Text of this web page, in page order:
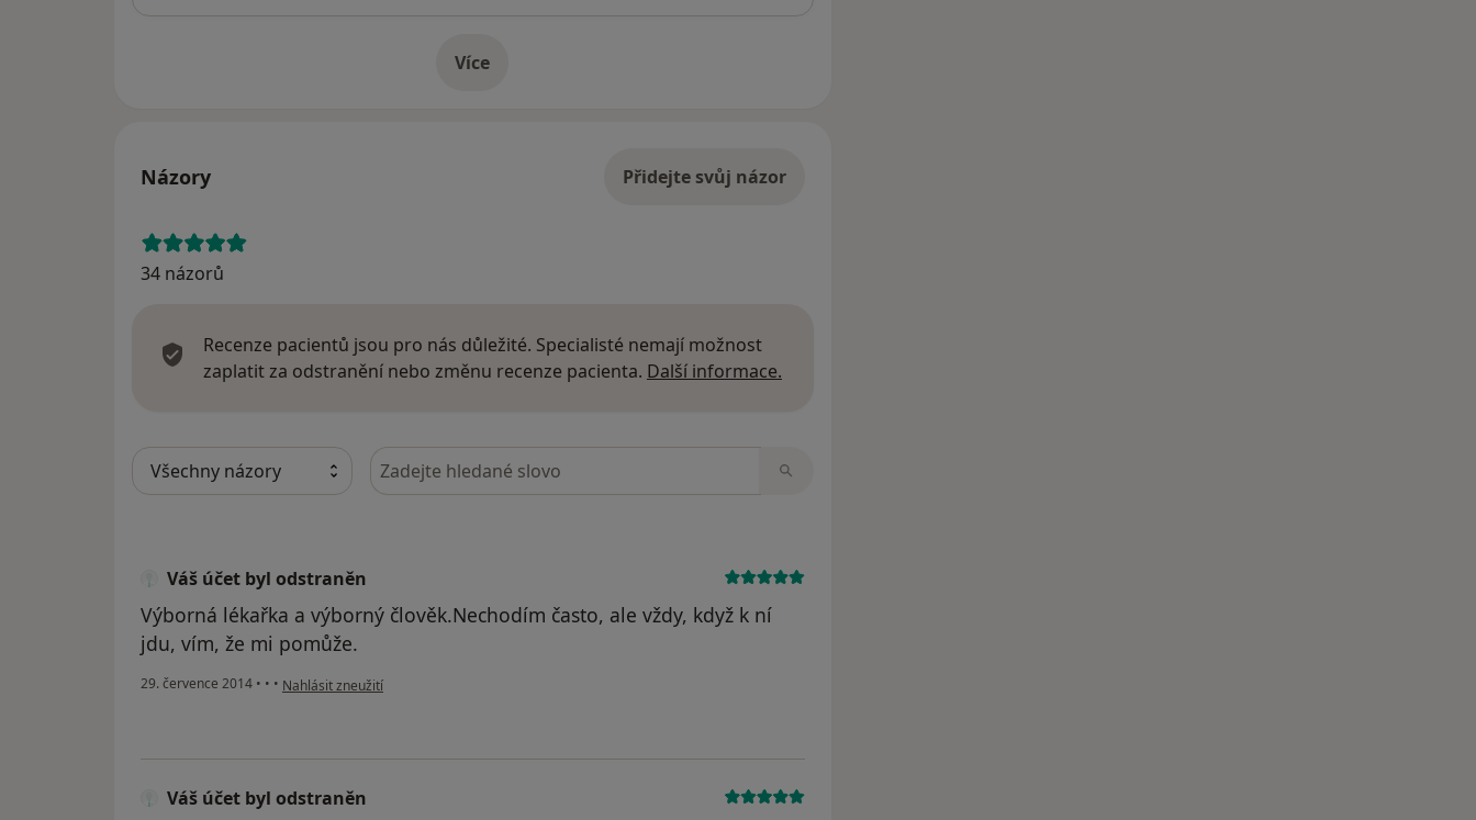
Víceo adrese
Názory Přidejte svůj názor
34 názorů
Recenze pacientů jsou pro nás důležité. Specialisté nemají možnost
zaplatit za odstranění nebo změnu recenze pacienta. Další informace.
Hledejte v názorech
Váš účet byl odstraněn
Výborná lékařka a výborný člověk.Nechodím často, ale vždy, když k ní
jdu, vím, že mi pomůže.
29. července 2014 • • • podle názoru uživatele Váš účet byl odstraněn
Nahlásit zneužití
Váš účet byl odstraněn